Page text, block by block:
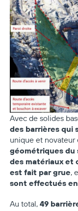
Avec de solides
des barrières qui
unique et novateur
géométriques du
des matériaux et
est fait par grue,
sont effectués
Au total, 49